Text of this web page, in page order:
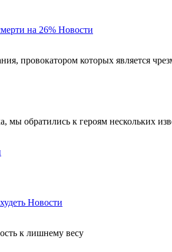
на 26% Новости
провокатором которых является
мы обратились к героям нескольких
Новости
к лишнему весу